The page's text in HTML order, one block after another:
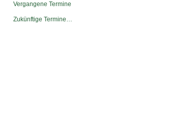
Vergangene Termine
Zukünftige Termine…